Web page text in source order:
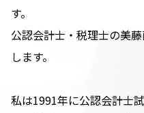
す。
公認会計士・税理士の美
します。
私は1991年に公認会計士